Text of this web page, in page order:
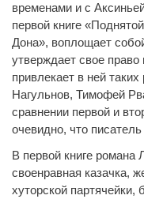
временами и с
первой книге
Дона», воплощает
утверждает свое
привлекает в ней
Нагульнов, Тимофей
сравнении первой и
очевидно, что
В первой книге
своенравная казачка,
хуторской